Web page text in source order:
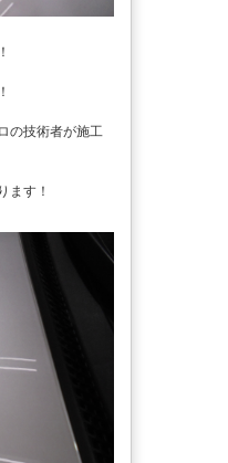
の技術者が施工
ます！